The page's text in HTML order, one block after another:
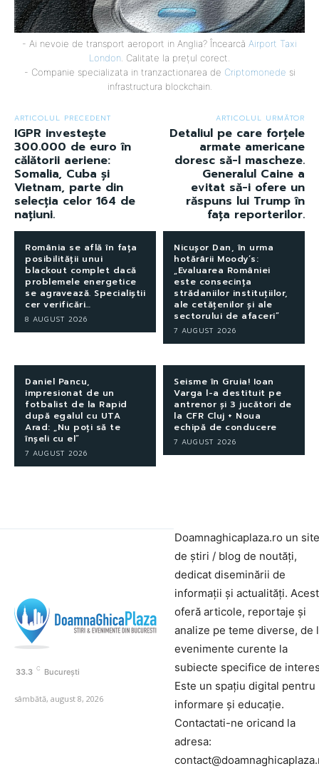
- Ai nevoie de transport aeroport in Anglia? Încearcă Airport Taxi
London . Calitate la prețul corect.
- Companie specializata in tranzactionarea de Criptomonede si
infrastructura blockchain.
ARTICOLUL PRECEDENT
IGPR investește
300.000 de euro în
călătorii aeriene:
Somalia, Cuba și
Vietnam, parte din
selecția celor 164 de
națiuni.
ARTICOLUL URMĂTOR
Detaliul pe care forțele
armate americane
doresc să-l mascheze.
Generalul Caine a
evitat să-i ofere un
răspuns lui Trump în
fața reporterilor.
România se află în fața
posibilității unui
blackout complet dacă
problemele energetice
se agravează. Specialiștii
cer verificări…
8 AUGUST 2026
Nicușor Dan, în urma
hotărârii Moody’s:
„Evaluarea României
este consecința
strădaniilor instituțiilor,
ale cetățenilor și ale
sectorului de afaceri”
7 AUGUST 2026
Daniel Pancu,
impresionat de un
fotbalist de la Rapid
după egalul cu UTA
Arad: „Nu poți să te
înșeli cu el”
7 AUGUST 2026
Seisme în Gruia! Ioan
Varga l-a destituit pe
antrenor și 3 jucători de
la CFR Cluj + Noua
echipă de conducere
7 AUGUST 2026
33.3 C București
sâmbătă, august 8, 2026
Doamnaghicaplaza.ro un site
de știri / blog de noutăți,
dedicat diseminării de
informații și actualități.
oferă articole, reportaje și
analize pe teme diverse, de
evenimente curente la
subiecte specifice de
Este un spațiu digital pentru
informare și educație.
Contactati-ne oricand la
adresa: